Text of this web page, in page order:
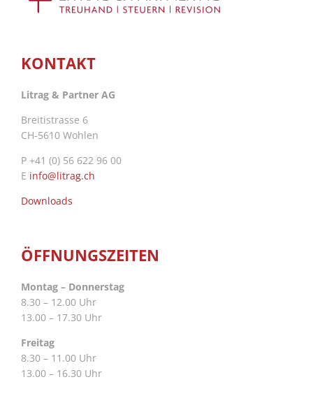
KONTAKT
Litrag & Partner AG
Breitistrasse 6
CH-5610 Wohlen
P +41 (0) 56 622 96 00
E info@litrag.ch
Downloads
ÖFFNUNGSZEITEN
Montag – Donnerstag
8.30 – 12.00 Uhr
13.00 – 17.30 Uhr
Freitag
8.30 – 11.00 Uhr
13.00 – 16.30 Uhr